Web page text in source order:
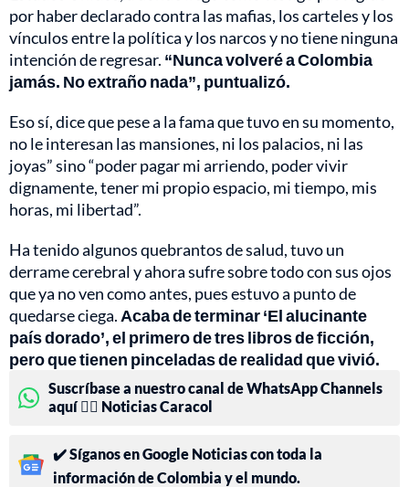
por haber declarado contra las mafias, los carteles y los
vínculos entre la política y los narcos y no tiene ninguna
intención de regresar. “Nunca volveré a Colombia
jamás. No extraño nada”, puntualizó.
Eso sí, dice que pese a la fama que tuvo en su momento,
no le interesan las mansiones, ni los palacios, ni las
joyas” sino “poder pagar mi arriendo, poder vivir
dignamente, tener mi propio espacio, mi tiempo, mis
horas, mi libertad”.
Ha tenido algunos quebrantos de salud, tuvo un
derrame cerebral y ahora sufre sobre todo con sus ojos
que ya no ven como antes, pues estuvo a punto de
quedarse ciega. Acaba de terminar ‘El alucinante
país dorado’, el primero de tres libros de ficción,
pero que tienen pinceladas de realidad que vivió.
Suscríbase a nuestro canal de WhatsApp Channels
aquí 👉🏻 Noticias Caracol
✔️ Síganos en Google Noticias con toda la
información de Colombia y el mundo.